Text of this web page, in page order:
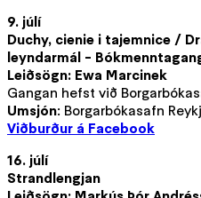
9. júlí
Duchy, cienie i tajemnice /
leyndarmál -
Leiðsögn: Ewa Marcinek
Gangan hefst við
Umsjón: Borgarbókasafn
Viðburður á Facebook
16. júlí
Strandlengjan